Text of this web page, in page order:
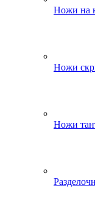
Ножи на
Ножи
Ножи